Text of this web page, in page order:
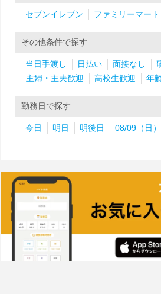
セブンイレブン ファミリーマート
その他条件で探す
当日手渡し 日払い 面接なし
主婦・主夫歓迎
高校生歓迎 年
勤務日で探す
今日 明日 明後日 08/09（日）